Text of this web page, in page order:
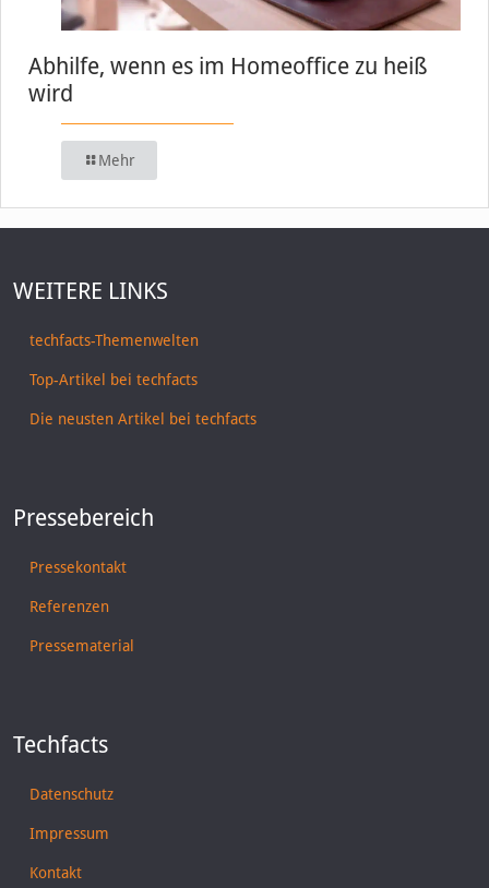
Abhilfe, wenn es im Homeoffice zu heiß
wird
Mehr
WEITERE LINKS
techfacts-Themenwelten
Top-Artikel bei techfacts
Die neusten Artikel bei techfacts
Pressebereich
Pressekontakt
Referenzen
Pressematerial
Techfacts
Datenschutz
Impressum
Kontakt